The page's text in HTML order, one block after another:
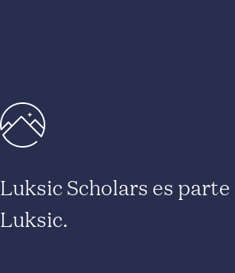
Luksic Scholars es
Luksic.